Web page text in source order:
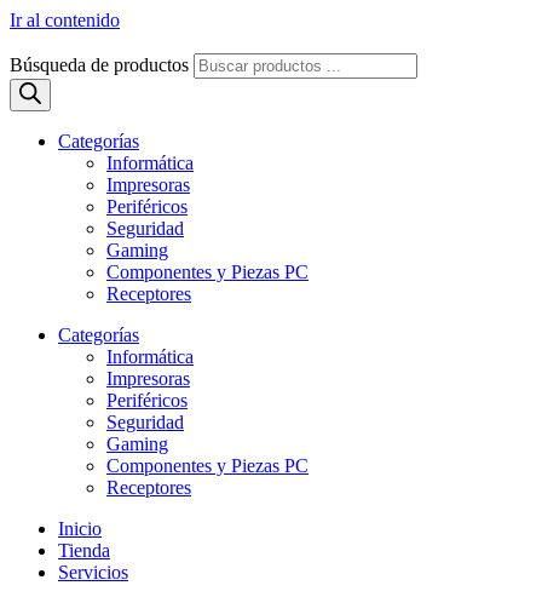
Ir al contenido
Búsqueda de productos
Categorías
Informática
Impresoras
Periféricos
Seguridad
Gaming
Componentes y Piezas PC
Receptores
Categorías
Informática
Impresoras
Periféricos
Seguridad
Gaming
Componentes y Piezas PC
Receptores
Inicio
Tienda
Servicios